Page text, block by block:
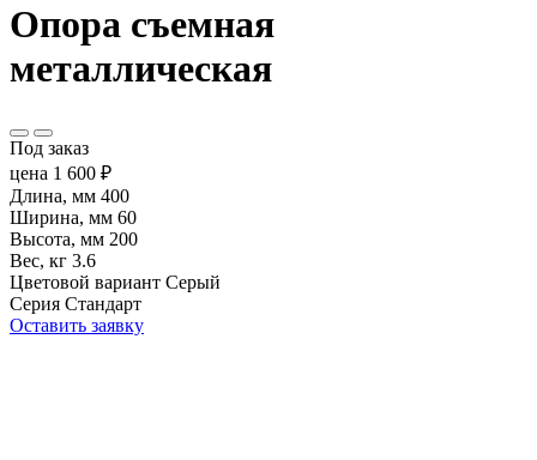
Опора съемная
металлическая
Под заказ
цена 1 600 ₽
Длина, мм 400
Ширина, мм 60
Высота, мм 200
Вес, кг 3.6
Цветовой вариант Серый
Серия Стандарт
Оставить заявку